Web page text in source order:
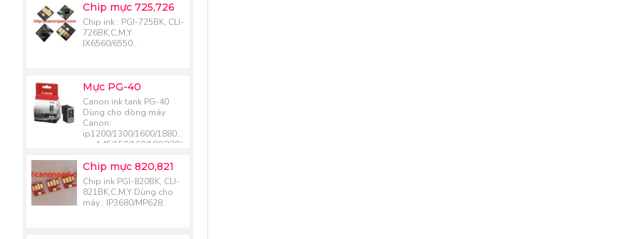
Chip mực 725,726
Chip ink : PGI-725BK, CLI-
726BK,C,M,Y
IX6560/6550..
Mực PG-40
Canon ink tank PG-40
Dùng cho dòng máy
Canon:
ip1200/1300/1600/1880/1980
mp145/150/160/180/228/450/470/476/198
Chip mực 820,821
Chip ink PGI-820BK, CLI-
821BK,C,M,Y Dùng cho
máy : IP3680/MP628..